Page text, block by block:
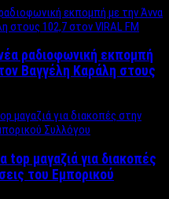
ραδιοφωνική εκπομπή
Βαγγέλη Καράλη στους
top μαγαζιά για διακοπές
του Εμπορικού